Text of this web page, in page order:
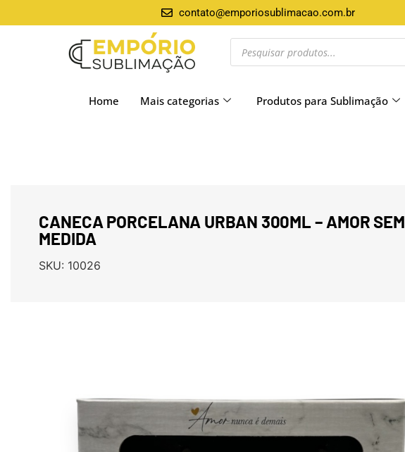
contato@emporiosublimacao.com.br
Home Mais categorias Produtos para Sublimação
CANECA PORCELANA URBAN 300ML – AMOR SEM
MEDIDA
SKU: 10026